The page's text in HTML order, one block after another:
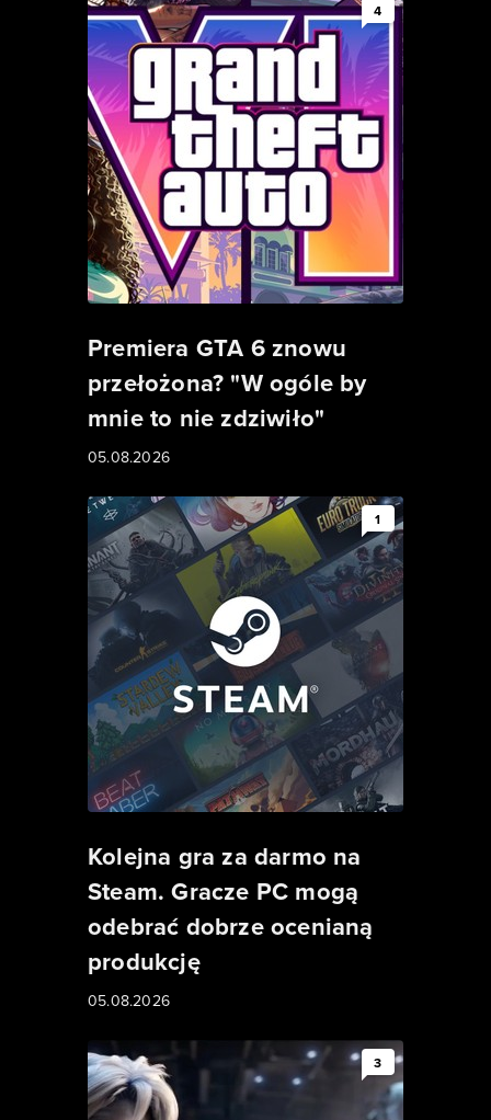
4
Premiera GTA 6 znowu
przełożona? "W ogóle by
mnie to nie zdziwiło"
05.08.2026
1
Kolejna gra za darmo na
Steam. Gracze PC mogą
odebrać dobrze ocenianą
produkcję
05.08.2026
3